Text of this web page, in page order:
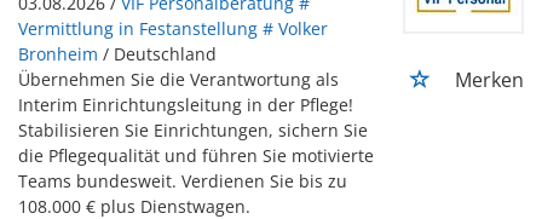
Vermittlung in Festanstellung # Volker
Bronheim / Deutschland
Übernehmen Sie die Verantwortung als
Interim Einrichtungsleitung in der Pflege!
Stabilisieren Sie Einrichtungen, sichern Sie
die Pflegequalität und führen Sie motivierte
Teams bundesweit. Verdienen Sie bis zu
108.000 € plus Dienstwagen.
Merken